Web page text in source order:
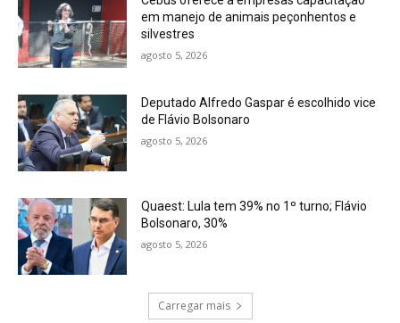
em manejo de animais peçonhentos e
silvestres
agosto 5, 2026
Deputado Alfredo Gaspar é escolhido vice
de Flávio Bolsonaro
agosto 5, 2026
Quaest: Lula tem 39% no 1º turno; Flávio
Bolsonaro, 30%
agosto 5, 2026
Carregar mais